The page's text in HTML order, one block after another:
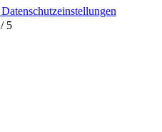
/ 5
Datenschutzeinstellungen